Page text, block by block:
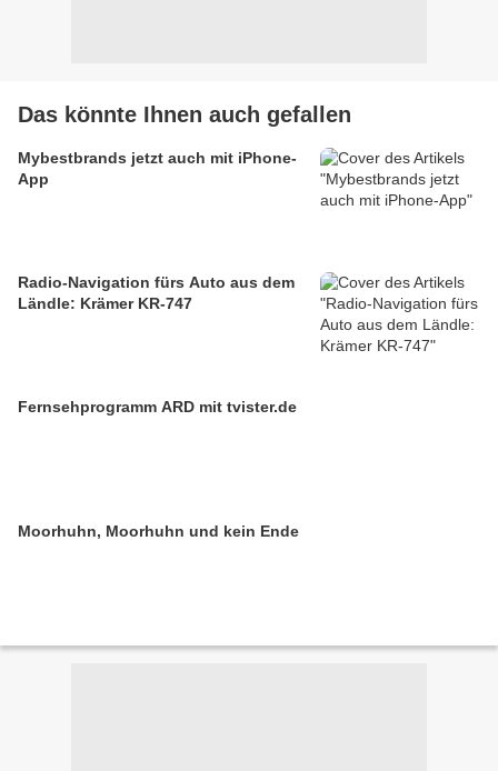
Das könnte Ihnen auch gefallen
Mybestbrands jetzt auch mit iPhone-
App
Radio-Navigation fürs Auto aus dem
Ländle: Krämer KR-747
Fernsehprogramm ARD mit tvister.de
Moorhuhn, Moorhuhn und kein Ende